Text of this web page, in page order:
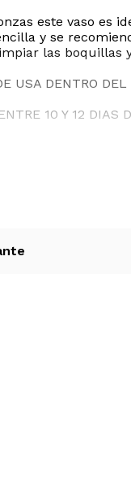
este vaso es
y se
las boquillas
USA DENTRO
10 Y 12 DIAS